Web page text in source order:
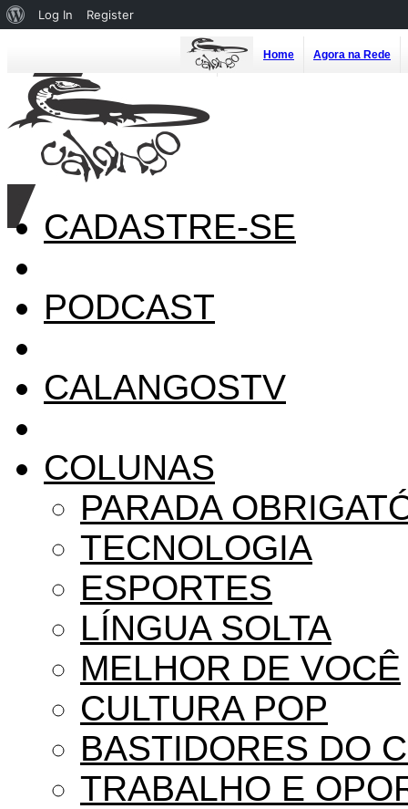
Home Agora na Rede
CADASTRE-SE
PODCAST
CALANGOSTV
COLUNAS
PARADA
TECNOLOGIA
ESPORTES
LÍNGUA SOLTA
MELHOR DE VOCÊ
CULTURA POP
BASTIDORES DO
TRABALHO E
About
Log In Register